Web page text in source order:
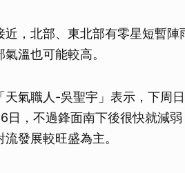
，北部、東北部有零星短暫陣
溫也可能較高。
氣職人-吳聖宇」表示，下周
，不過鋒面南下後很快就減
發展較旺盛為主。